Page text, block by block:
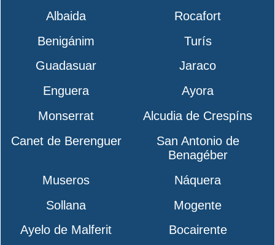
Albaida
Rocafort
Benigánim
Turís
Guadasuar
Jaraco
Enguera
Ayora
Monserrat
Alcudia de Crespíns
Canet de Berenguer
San Antonio de
Benagéber
Museros
Náquera
Sollana
Mogente
Ayelo de Malferit
Bocairente